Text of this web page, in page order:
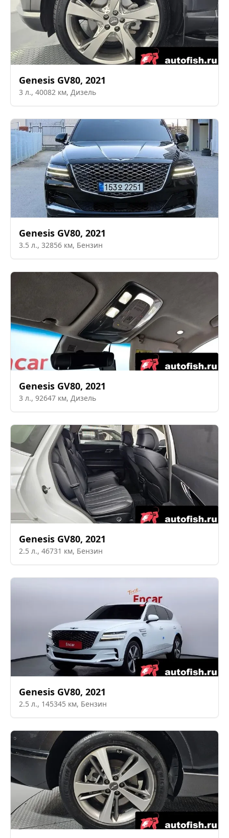
Genesis GV80, 2021
3 л., 40082 км, Дизель
Genesis GV80, 2021
3.5 л., 32856 км, Бензин
Genesis GV80, 2021
3 л., 92647 км, Дизель
Genesis GV80, 2021
2.5 л., 46731 км, Бензин
Genesis GV80, 2021
2.5 л., 145345 км, Бензин